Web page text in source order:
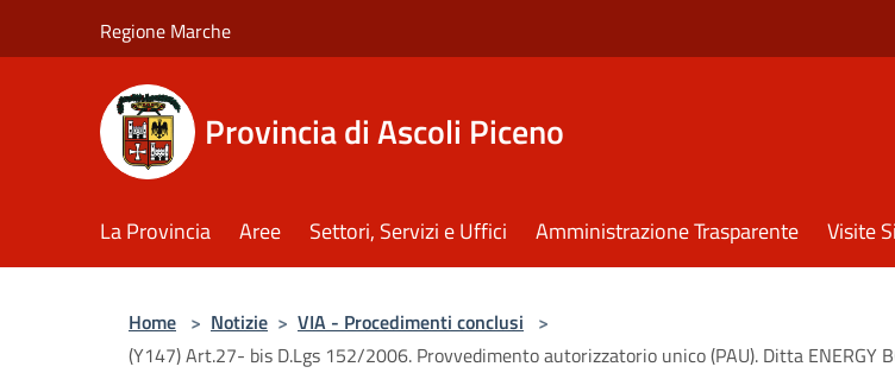
Regione Marche
Provincia di Ascoli Piceno
La Provincia Aree Settori, Servizi e Uffici Amministrazione Trasparente Visite
Home > Notizie > VIA - Procedimenti conclusi >
(Y147) Art.27- bis D.Lgs 152/2006. Provvedimento autorizzatorio unico (PAU). Ditta ENERGY